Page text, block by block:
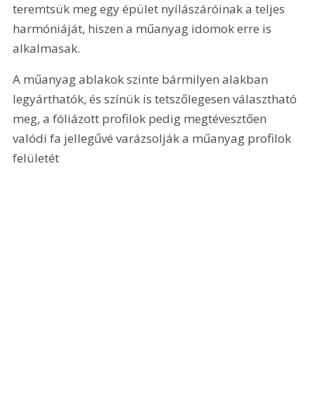
teremtsük meg egy épület nyílászáróinak a teljes
harmóniáját, hiszen a műanyag idomok erre is
alkalmasak.
A műanyag ablakok szinte bármilyen alakban
legyárthatók, és színük is tetszőlegesen választható
meg, a fóliázott profilok pedig megtévesztően
valódi fa jellegűvé varázsolják a műanyag profilok
felületét